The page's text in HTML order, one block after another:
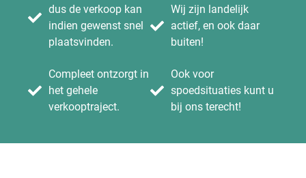
dus de verkoop kan
indien gewenst snel
plaatsvinden.
Compleet ontzorgt in
het gehele
verkooptraject.
Wij zijn landelijk
actief, en ook daar
buiten!
Ook voor
spoedsituaties kunt u
bij ons terecht!